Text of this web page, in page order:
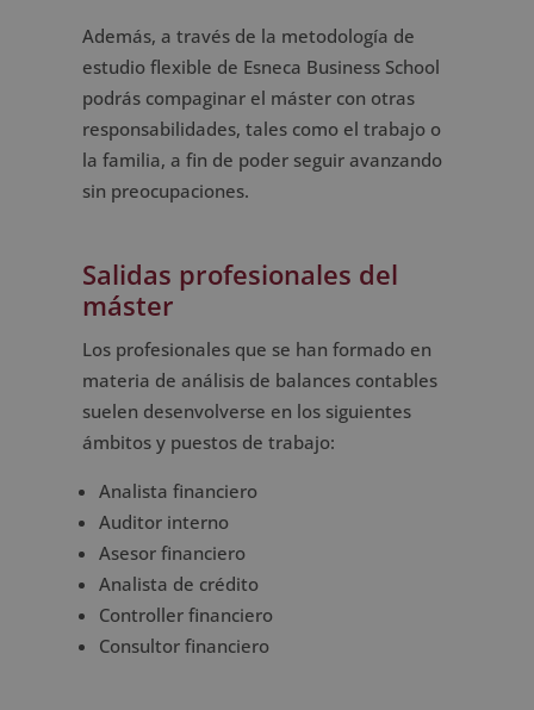
Además, a través de la metodología de
estudio flexible de Esneca Business School
podrás compaginar el máster con otras
responsabilidades, tales como el trabajo o
la familia, a fin de poder seguir avanzando
sin preocupaciones.
Salidas profesionales del
máster
Los profesionales que se han formado en
materia de análisis de balances contables
suelen desenvolverse en los siguientes
ámbitos y puestos de trabajo:
Analista financiero
Auditor interno
Asesor financiero
Analista de crédito
Controller financiero
Consultor financiero